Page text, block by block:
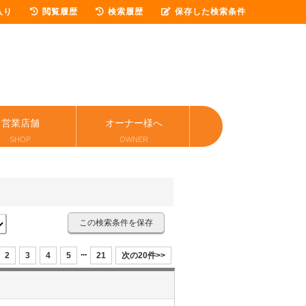
営業店舗
SHOP
オーナー様へ
OWNER
この検索条件を保存
2 3 4 5 ... 21 次の20件>>
り 閲覧履歴 検索履歴 保存した検索条件